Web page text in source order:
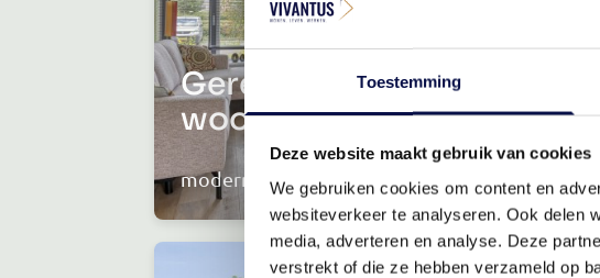
Toestemming
Deze website maakt gebruik van cookies
We gebruiken cookies om content en
websiteverkeer te analyseren. Ook delen
media, adverteren en analyse. Deze
verstrekt of die ze hebben verzameld op
Gerenoveerde
woonkamer
moderne touch